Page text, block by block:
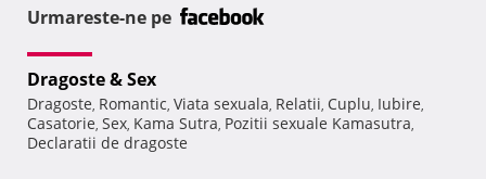
Urmareste-ne pe
Dragoste & Sex
Dragoste, Romantic, Viata sexuala, Relatii, Cuplu, Iubire,
Casatorie, Sex, Kama Sutra, Pozitii sexuale Kamasutra,
Declaratii de dragoste